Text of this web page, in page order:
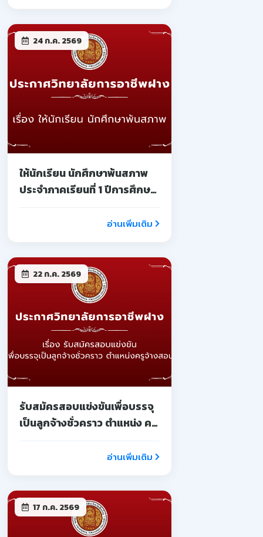
24 ก.ค. 2569
ให้นักเรียน นักศึกษาพ้นสภาพ
ประจำภาคเรียนที่ 1 ปีการศึกษา
อ่านเพิ่มเติม
22 ก.ค. 2569
รับสมัครสอบแข่งขันเพื่อบรรจุ
เป็นลูกจ้างชั่วคราว ตำแหน่ง ครู
อ่านเพิ่มเติม
17 ก.ค. 2569